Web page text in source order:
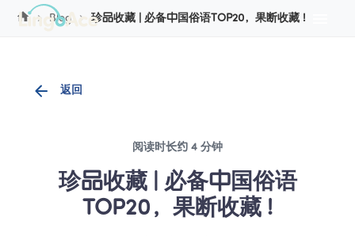
Blog 珍品收藏 | 必备中国俗语TOP20，果断收藏 !
返回
阅读时长约 4 分钟
珍品收藏 | 必备中国俗语
TOP20，果断收藏 !
Cookie管理